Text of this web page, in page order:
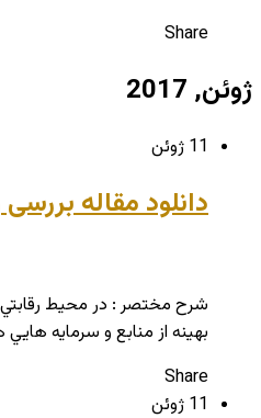
Share
ژوئن, 2017
11 ژوئن
دانلود مقاله
شرح مختصر : در محيط رقابتي
بهينه از منابع و سرمايه
Share
11 ژوئن